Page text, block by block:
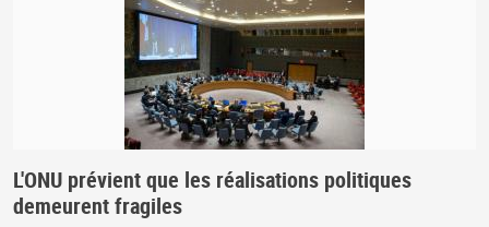
L'ONU prévient que les réalisations politiques
demeurent fragiles